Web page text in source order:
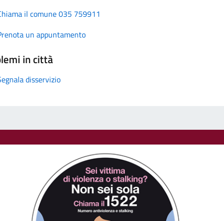
il comune 035 759911
un appuntamento
in città
disservizio